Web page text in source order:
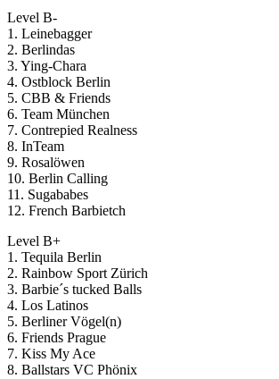
Level B-
1. Leinebagger
2. Berlindas
3. Ying-Chara
4. Ostblock Berlin
5. CBB & Friends
6. Team München
7. Contrepied Realness
8. InTeam
9. Rosalöwen
10. Berlin Calling
11. Sugababes
12. French Barbietch
Level B+
1. Tequila Berlin
2. Rainbow Sport Zürich
3. Barbie´s tucked Balls
4. Los Latinos
5. Berliner Vögel(n)
6. Friends Prague
7. Kiss My Ace
8. Ballstars VC Phönix